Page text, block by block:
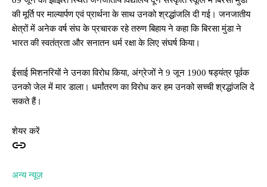
की मूर्ति पर माल्यार्पण एवं प्रार्थना के साथ उनको श्रद्धांजलि दी गई। जनजातीय
क्षेत्रों में अनेक वर्ष संघ के प्रचारक रहे तरुण बिहाय ने कहा कि बिरसा मुंडा ने
भारत की स्वतंत्रता और सनातन धर्म रक्षा के लिए संघर्ष किया।
ईसाई मिशनरियों ने उनका विरोध किया, अंग्रेजों ने 9 जून 1900 षड्यंत्र पूर्वक
उनको जेल में मार डाला। धर्मांतरण का विरोध कर हम उनको सच्ची श्रद्धांजलि दे
सकते हैं।
शेयर करें
अन्य न्यूज़